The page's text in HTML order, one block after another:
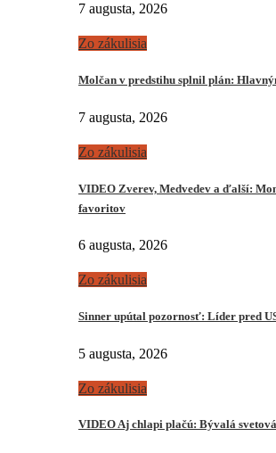
7 augusta, 2026
Zo zákulisia
Molčan v predstihu splnil plán:
7 augusta, 2026
Zo zákulisia
VIDEO Zverev, Medvedev a ďalší:
favoritov
6 augusta, 2026
Zo zákulisia
Sinner upútal pozornosť: Líder pred
5 augusta, 2026
Zo zákulisia
VIDEO Aj chlapi plačú: Bývalá